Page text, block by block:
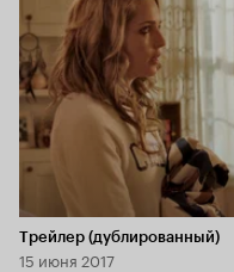
Длительность 3 мин
Трейлер (дублированный)
15 июня 2017